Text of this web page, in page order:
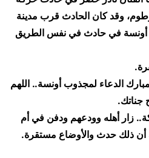
وقد كان الحادث قرب مدينة
أونسة في حادث في نفس الطريق
الدعاء لمجذوب أونسة.. اللهم
جناتك.
زار أهله وودعهم ودفن في أم
أن ذلك حدث والأوضاع مستقرة.